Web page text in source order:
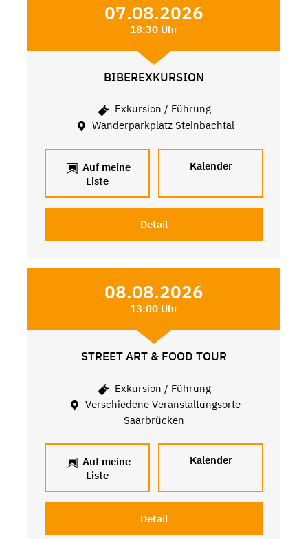
07.08.2026
18:30 Uhr
BIBEREXKURSION
Exkursion / Führung
Wanderparkplatz Steinbachtal
Auf meine
Liste
Kalender
Detail
08.08.2026
13:00 Uhr
STREET ART & FOOD TOUR
Exkursion / Führung
Verschiedene Veranstaltungsorte
Saarbrücken
Auf meine
Liste
Kalender
Detail